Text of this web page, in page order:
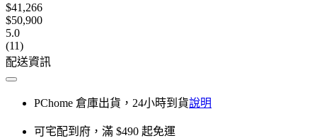
$41,266
$50,900
5.0
(11)
配送資訊
PChome 倉庫出貨，24小時到貨說明
可宅配到府，滿 $490 起免運